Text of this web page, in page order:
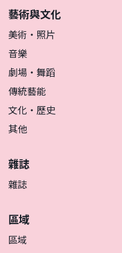
藝術與文化
美術・照片
音樂
劇場・舞蹈
傳統藝能
文化・歷史
其他
雜誌
雜誌
區域
區域